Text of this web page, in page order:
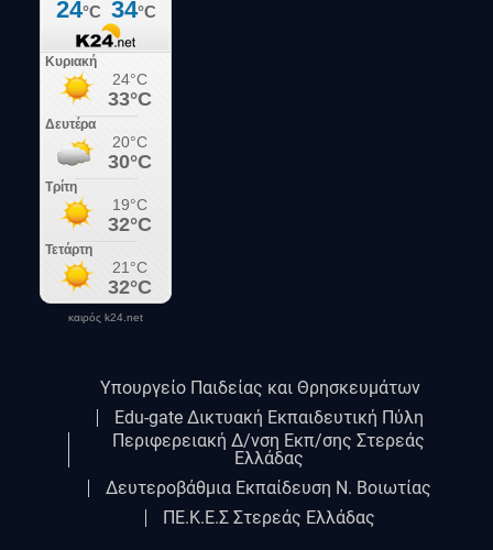
καιρός k24.net
Υπουργείο Παιδείας και Θρησκευμάτων
Edu-gate Δικτυακή Εκπαιδευτική Πύλη
Περιφερειακή Δ/νση Εκπ/σης Στερεάς
Ελλάδας
Δευτεροβάθμια Εκπαίδευση Ν. Βοιωτίας
ΠΕ.Κ.Ε.Σ Στερεάς Ελλάδας